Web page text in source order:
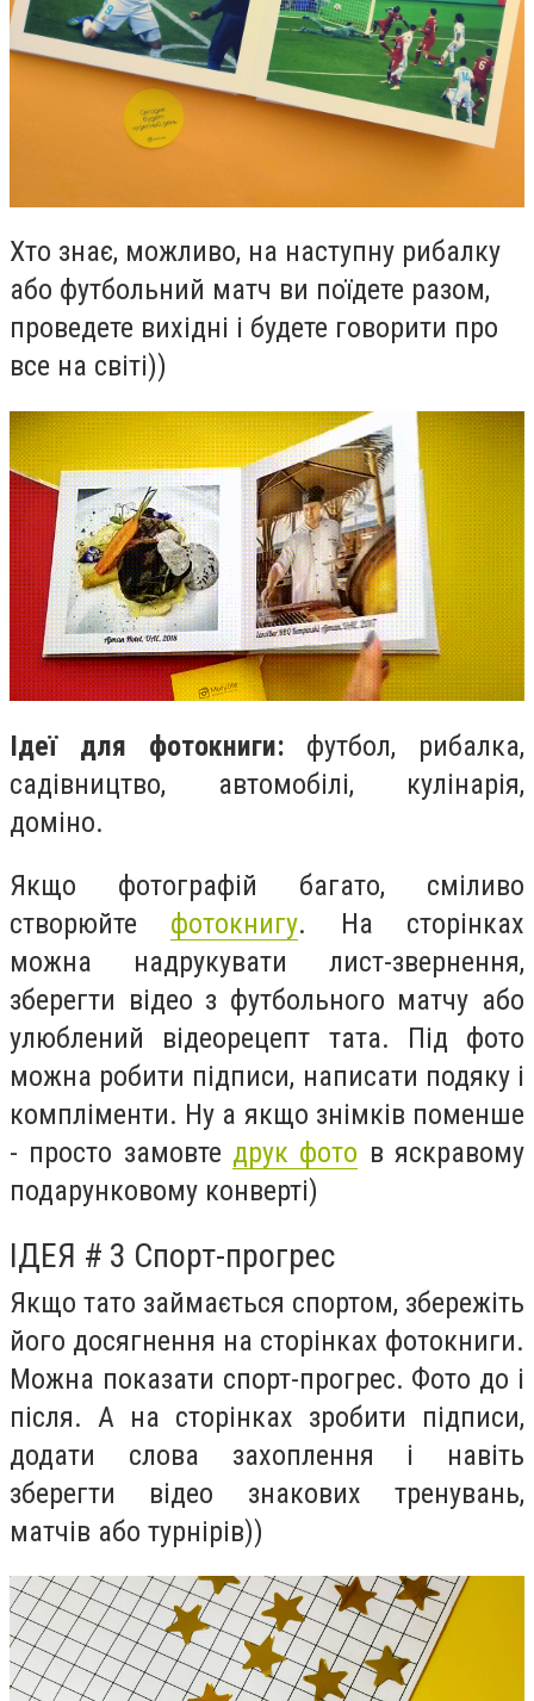
Хто знає, можливо, на наступну рибалку
або футбольний матч ви поїдете разом,
проведете вихідні і будете говорити про
все на світі))
Ідеї ​​для фотокниги: футбол, рибалка,
садівництво, автомобілі, кулінарія,
доміно.
Якщо фотографій багато, сміливо
створюйте фотокнигу. На сторінках
можна надрукувати лист-звернення,
зберегти відео з футбольного матчу або
улюблений відеорецепт тата. Під фото
можна робити підписи, написати подяку і
компліменти. Ну а якщо знімків поменше
- просто замовте друк фото в яскравому
подарунковому конверті)
ІДЕЯ # 3 Спорт-прогрес
Якщо тато займається спортом, збережіть
його досягнення на сторінках фотокниги.
Можна показати спорт-прогрес. Фото до і
після. А на сторінках зробити підписи,
додати слова захоплення і навіть
зберегти відео знакових тренувань,
матчів або турнірів))